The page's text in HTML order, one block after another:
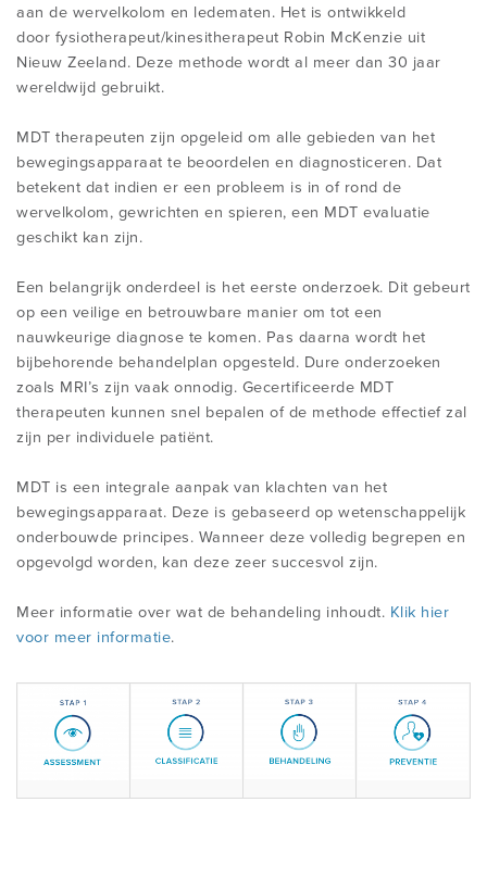
VIND EEN THERAPEUT
ZELFBEHANDELING
REGISTRATIE
ONDERZOEK EN BRONNEN
INFO VOOR VERWIJZERS
WIJZIGEN GEGEVENS ONLINE
REGISTER
KOSTEN EN ACCREDITATIE
CURSUSSEN ALGEMENE INFORMATIE
WORDT EEN CREDENTIAL OF
GEDIPLOMEERD THERAPEUT
INFO VOOR GEREGISTREERDEN
INTERNATIONAAL DIPLOMA
PRIVACY STATEMENT MINL
KLACHTENREGELING MINL
CONTACT
BIJKOMENDE CONTACTGEGEVENS
Login McKenzie Internationaal
Login Klantportaal MiNL
aan de wervelkolom en ledematen. Het is ontwikkeld
door fysiotherapeut/kinesitherapeut Robin McKenzie uit
Nieuw Zeeland. Deze methode wordt al meer dan 30 jaar
wereldwijd gebruikt.
MDT therapeuten zijn opgeleid om alle gebieden van het
bewegingsapparaat te beoordelen en diagnosticeren. Dat
betekent dat indien er een probleem is in of rond de
wervelkolom, gewrichten en spieren, een MDT evaluatie
geschikt kan zijn.
Een belangrijk onderdeel is het eerste onderzoek. Dit gebeurt
op een veilige en betrouwbare manier om tot een
nauwkeurige diagnose te komen. Pas daarna wordt het
bijbehorende behandelplan opgesteld. Dure onderzoeken
zoals MRI’s zijn vaak onnodig. Gecertificeerde MDT
therapeuten kunnen snel bepalen of de methode effectief zal
zijn per individuele patiënt.
MDT is een integrale aanpak van klachten van het
bewegingsapparaat. Deze is gebaseerd op wetenschappelijk
onderbouwde principes. Wanneer deze volledig begrepen en
opgevolgd worden, kan deze zeer succesvol zijn.
Meer informatie over wat de behandeling inhoudt. Klik hier
voor meer informatie.